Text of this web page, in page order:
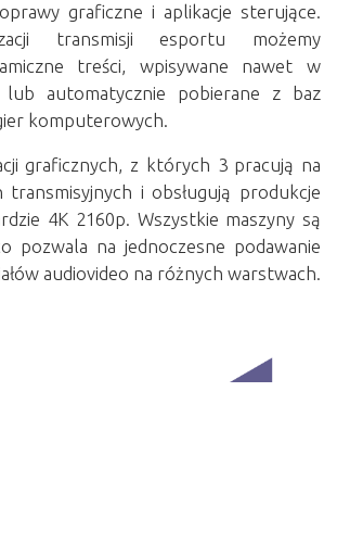
graficzne i aplikacje sterujące.
transmisji esportu możemy
treści, wpisywane nawet w
automatycznie pobierane z baz
komputerowych.
graficznych, z których 3 pracują na
transmisyjnych i obsługują produkcje
4K 2160p. Wszystkie maszyny są
pozwala na jednoczesne podawanie
audiovideo na różnych warstwach.